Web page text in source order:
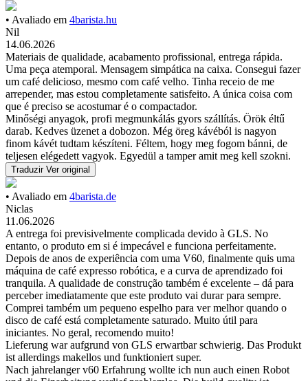
• Avaliado em 4barista.hu
Nil
14.06.2026
Materiais de qualidade, acabamento profissional, entrega rápida.
Uma peça atemporal. Mensagem simpática na caixa. Consegui fazer
um café delicioso, mesmo com café velho. Tinha receio de me
arrepender, mas estou completamente satisfeito. A única coisa com
que é preciso se acostumar é o compactador.
Minőségi anyagok, profi megmunkálás gyors szállítás. Örök éltű
darab. Kedves üzenet a dobozon. Még öreg kávéból is nagyon
finom kávét tudtam készíteni. Féltem, hogy meg fogom bánni, de
teljesen elégedett vagyok. Egyedül a tamper amit meg kell szokni.
Traduzir Ver original
• Avaliado em 4barista.de
Niclas
11.06.2026
A entrega foi previsivelmente complicada devido à GLS. No
entanto, o produto em si é impecável e funciona perfeitamente.
Depois de anos de experiência com uma V60, finalmente quis uma
máquina de café expresso robótica, e a curva de aprendizado foi
tranquila. A qualidade de construção também é excelente – dá para
perceber imediatamente que este produto vai durar para sempre.
Comprei também um pequeno espelho para ver melhor quando o
disco de café está completamente saturado. Muito útil para
iniciantes. No geral, recomendo muito!
Lieferung war aufgrund von GLS erwartbar schwierig. Das Produkt
ist allerdings makellos und funktioniert super.
Nach jahrelanger v60 Erfahrung wollte ich nun auch einen Robot